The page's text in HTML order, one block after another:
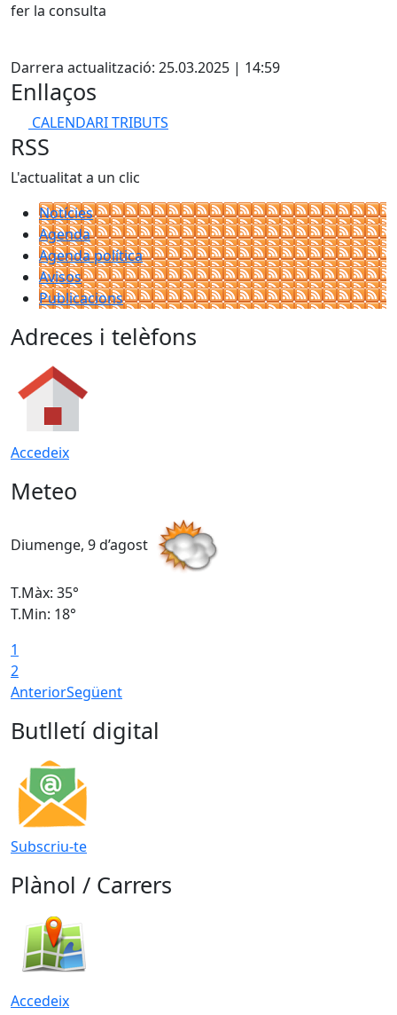
fer la consulta
Darrera actualització: 25.03.2025 | 14:59
Enllaços
CALENDARI TRIBUTS
RSS
L'actualitat a un clic
Notícies
Agenda
Agenda política
Avisos
Publicacions
Adreces i telèfons
Accedeix
Meteo
Diumenge, 9 d’agost
T.Màx: 35°
T.Min: 18°
1
2
AnteriorSegüent
Butlletí digital
Subscriu-te
Plànol / Carrers
Accedeix